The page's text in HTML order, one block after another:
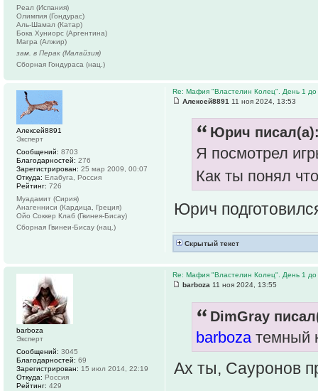
Реал (Испания)
Олимпия (Гондурас)
Аль-Шамал (Катар)
Бока Хуниорс (Аргентина)
Магра (Алжир)
зам. в Перак (Малайзия)
Сборная Гондураса (нац.)
Re: Мафия "Властелин Колец". День 1 до
Алексей8891 11 ноя 2024, 13:53
Юрич
Я посмотрел
Как ты понял
Юрич
Скрытый текст
Алексей8891
Эксперт
Сообщений: 8703
Благодарностей: 276
Зарегистрирован: 25 мар 2009, 00:07
Откуда: Елабуга, Россия
Рейтинг: 726
Муадамит (Сирия)
Анагенниси (Кардица, Греция)
Ойо Соккер Клаб (Гвинея-Бисау)
Сборная Гвинеи-Бисау (нац.)
Re: Мафия "Властелин Колец". День 1 до
barboza 11 ноя 2024, 13:55
DimGray
barboza темный
Ах ты, Сауронов
barboza
Эксперт
Сообщений: 3045
Благодарностей: 69
Зарегистрирован: 15 июл 2014, 22:19
Откуда: Россия
Рейтинг: 429